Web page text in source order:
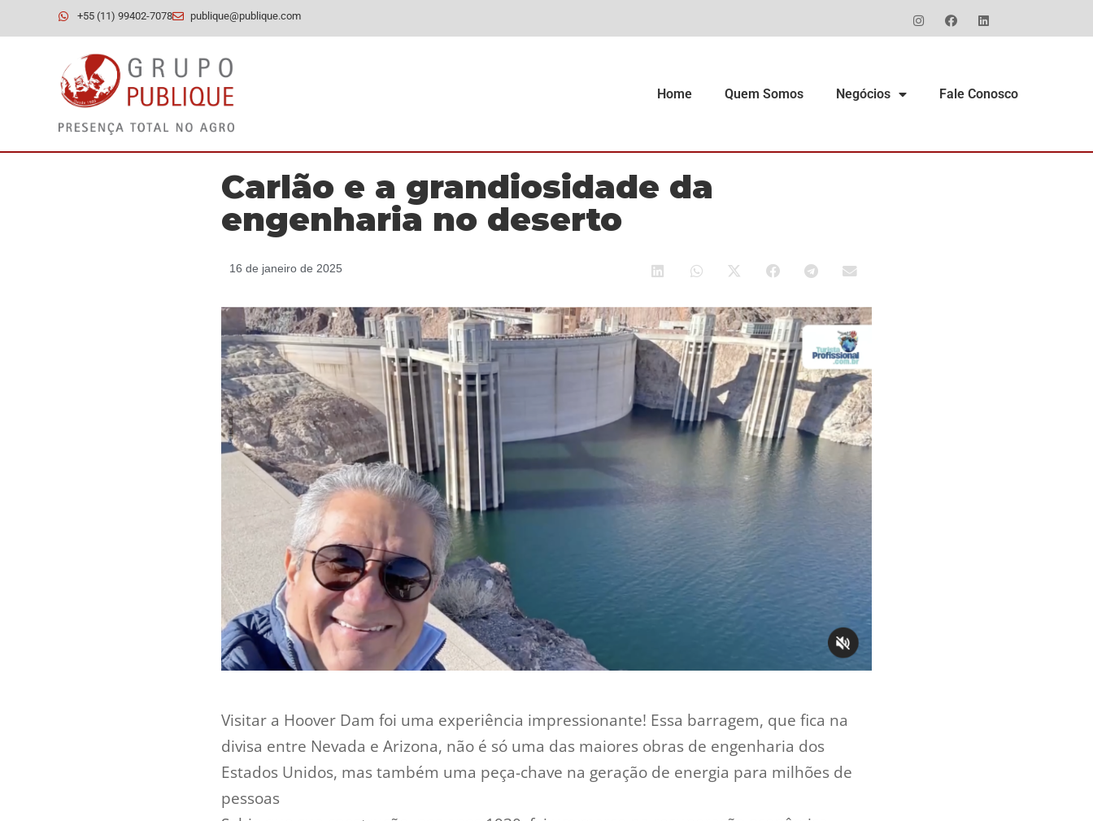
+55 (11) 99402-7078 publique@publique.com
Home Quem Somos Negócios Fale Conosco
Carlão e a grandiosidade da
engenharia no deserto
16 de janeiro de 2025
Visitar a Hoover Dam foi uma experiência impressionante! Essa barragem, que fica na
divisa entre Nevada e Arizona, não é só uma das maiores obras de engenharia dos
Estados Unidos, mas também uma peça-chave na geração de energia para milhões de
pessoas